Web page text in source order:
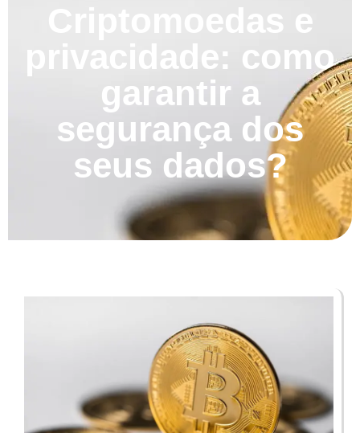
Criptomoedas e
privacidade: como
garantir a
segurança dos
seus dados?